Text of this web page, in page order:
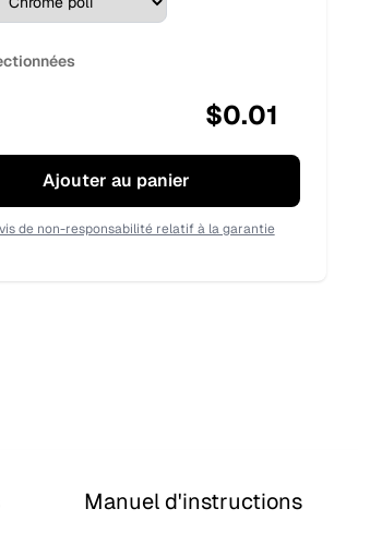
$0.01
Ajouter au panier
de non-responsabilité relatif à la garantie
Manuel d'instructions